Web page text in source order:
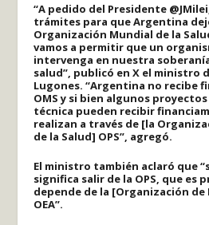
“A pedido del Presidente
trámites para que Argentina
Organización Mundial de la
vamos a permitir que un
intervenga en nuestra
salud”, publicó en X el ministro
Lugones. “Argentina no recibe
OMS y si bien algunos
técnica pueden recibir
realizan a través de [la
de la Salud] OPS”, agregó.
El ministro también aclaró que
significa salir de la OPS, que es
depende de la [Organización de
OEA”.